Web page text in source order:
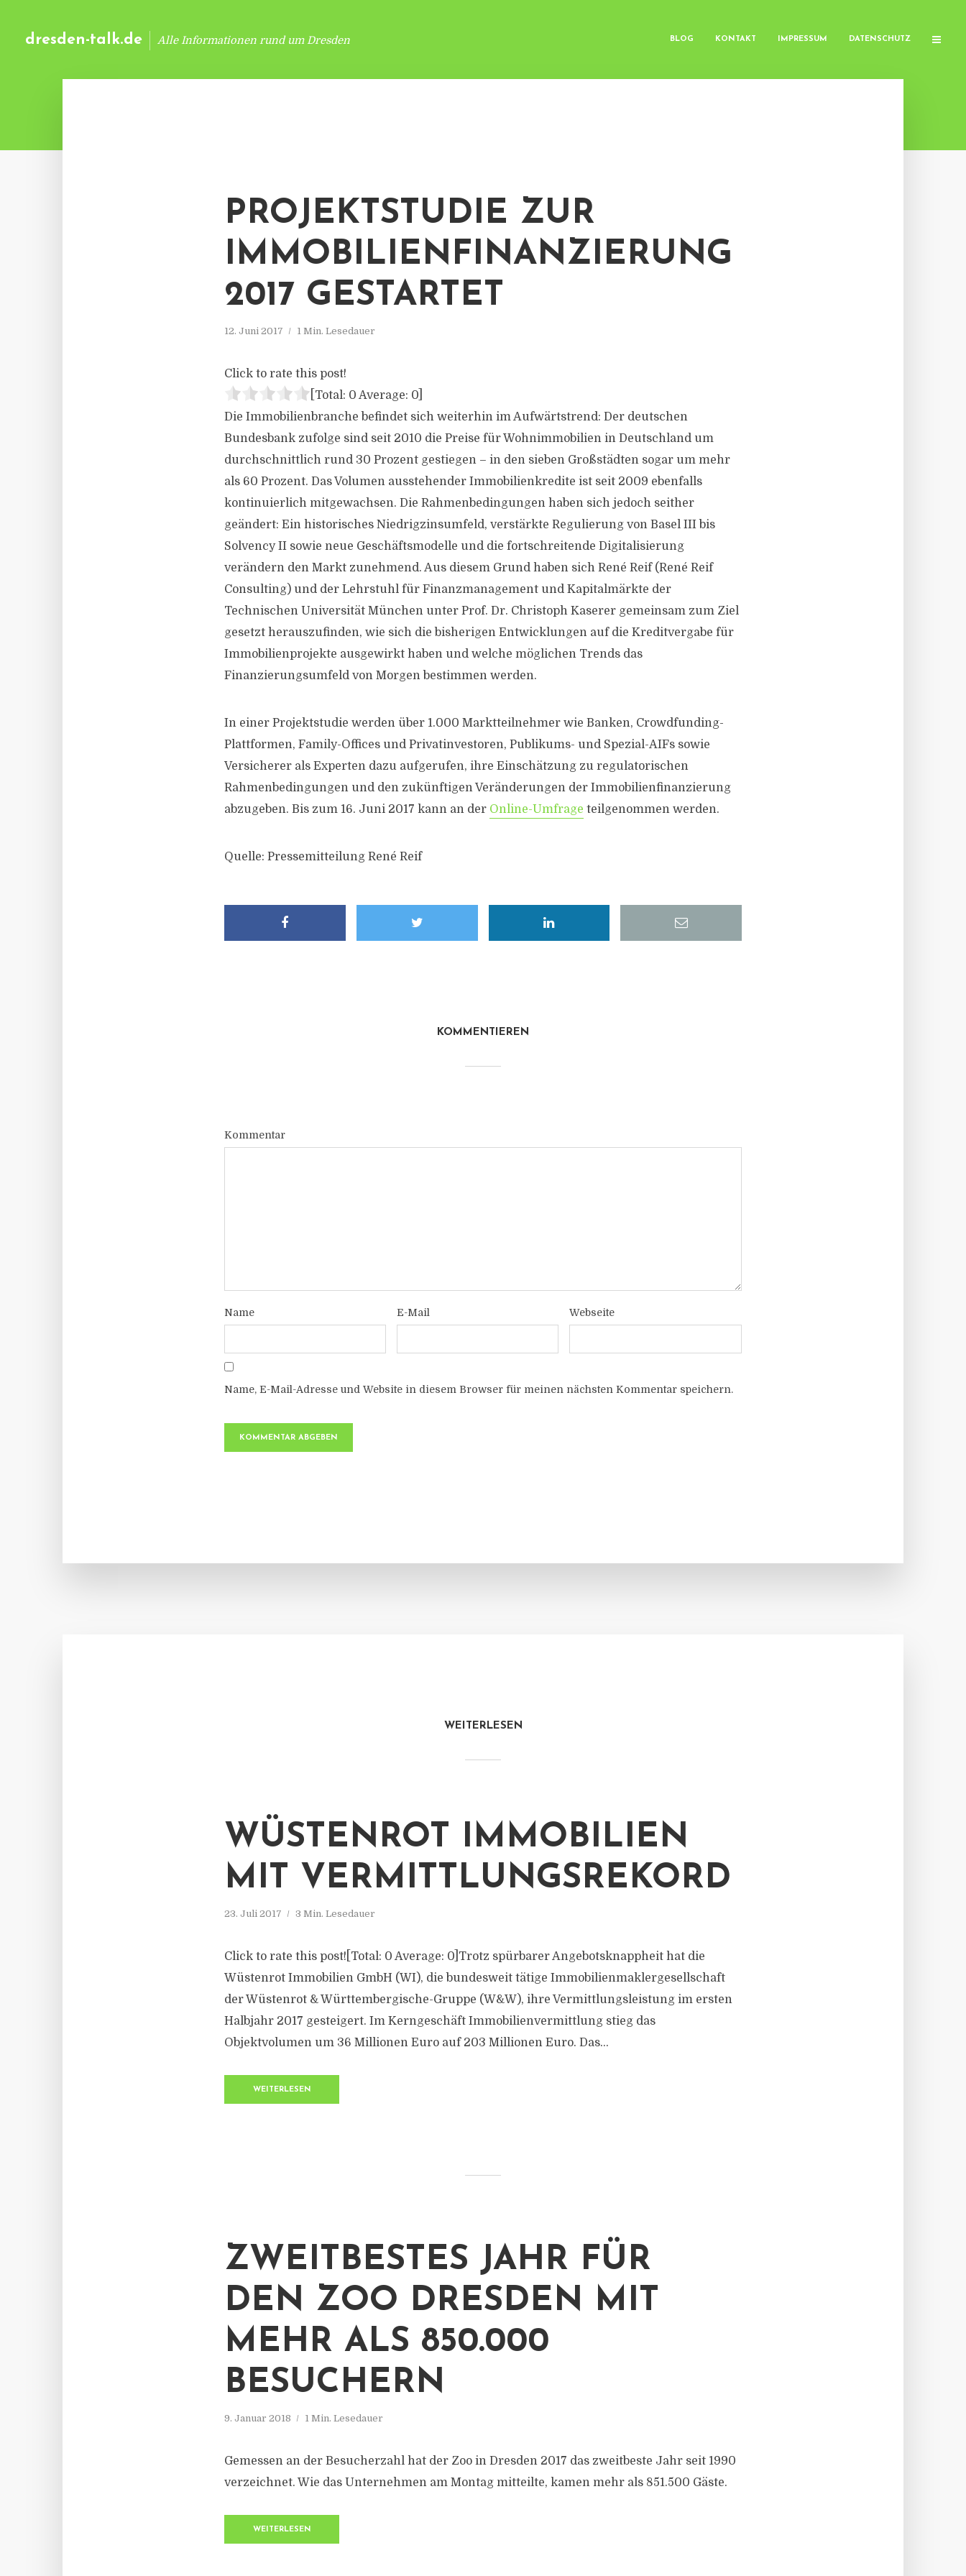
dresden-talk.de Alle Informationen rund um Dresden BLOG KONTAKT IMPRESSUM DATENSCHUTZ
PROJEKTSTUDIE ZUR
IMMOBILIENFINANZIERUNG
2017 GESTARTET
12. Juni 2017 1 Min. Lesedauer
Click to rate this post!
[Total: 0 Average: 0
Die Immobilienbranche befindet sich weiterhin im Aufwärtstrend: Der deutschen
Bundesbank zufolge sind seit 2010 die Preise für Wohnimmobilien in Deutschland um
durchschnittlich rund 30 Prozent gestiegen – in den sieben Großstädten sogar um mehr
als 60 Prozent. Das Volumen ausstehender Immobilienkredite ist seit 2009 ebenfalls
kontinuierlich mitgewachsen. Die Rahmenbedingungen haben sich jedoch seither
geändert: Ein historisches Niedrigzinsumfeld, verstärkte Regulierung von Basel III bis
Solvency II sowie neue Geschäftsmodelle und die fortschreitende Digitalisierung
verändern den Markt zunehmend. Aus diesem Grund haben sich René Reif (René Reif
Consulting) und der Lehrstuhl für Finanzmanagement und Kapitalmärkte der
Technischen Universität München unter Prof. Dr. Christoph Kaserer gemeinsam zum Ziel
gesetzt herauszufinden, wie sich die bisherigen Entwicklungen auf die Kreditvergabe für
Immobilienprojekte ausgewirkt haben und welche möglichen Trends das
Finanzierungsumfeld von Morgen bestimmen werden.
In einer Projektstudie werden über 1.000 Marktteilnehmer wie Banken, Crowdfunding-
Plattformen, Family-Offices und Privatinvestoren, Publikums- und Spezial-AIFs sowie
Versicherer als Experten dazu aufgerufen, ihre Einschätzung zu regulatorischen
Rahmenbedingungen und den zukünftigen Veränderungen der Immobilienfinanzierung
abzugeben. Bis zum 16. Juni 2017 kann an der Online-Umfrage teilgenommen werden.
Quelle: Pressemitteilung René Reif
KOMMENTIEREN
Kommentar
Name E-Mail Webseite
Name, E-Mail-Adresse und Website in diesem Browser für meinen nächsten Kommentar speichern.
WEITERLESEN
WÜSTENROT IMMOBILIEN
MIT VERMITTLUNGSREKORD
23. Juli 2017 3 Min. Lesedauer
Click to rate this post![Total: 0 Average: 0]Trotz spürbarer Angebotsknappheit hat die
Wüstenrot Immobilien GmbH (WI), die bundesweit tätige Immobilienmaklergesellschaft
der Wüstenrot & Württembergische-Gruppe (W&W), ihre Vermittlungsleistung im ersten
Halbjahr 2017 gesteigert. Im Kerngeschäft Immobilienvermittlung stieg das
Objektvolumen um 36 Millionen Euro auf 203 Millionen Euro. Das...
WEITERLESEN
ZWEITBESTES JAHR FÜR
DEN ZOO DRESDEN MIT
MEHR ALS 850.000
BESUCHERN
9. Januar 2018 1 Min. Lesedauer
Gemessen an der Besucherzahl hat der Zoo in Dresden 2017 das zweitbeste Jahr seit 1990
verzeichnet. Wie das Unternehmen am Montag mitteilte, kamen mehr als 851.500 Gäste.
WEITERLESEN